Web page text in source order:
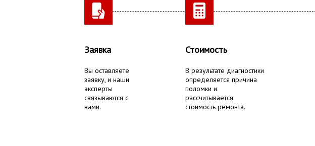
Заявка
Вы оставляете
заявку, и наши
эксперты
связываются с
вами.
Стоимость
В результате диагностики
определяется причина
поломки и
рассчитывается
стоимость ремонта.